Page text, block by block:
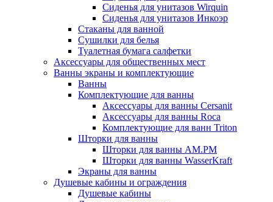
Сиденья для унитазов Wirquin
Сиденья для унитазов Инкоэр
Стаканы для ванной
Сушилки для белья
Туалетная бумага салфетки
Аксессуары для общественных мест
Ванны экраны и комплектующие
Ванны
Комплектующие для ванны
Аксессуары для ванны Cersanit
Аксессуары для ванны Roca
Комплектующие для ванн Triton
Шторки для ванны
Шторки для ванны AM.PM
Шторки для ванны WasserKraft
Экраны для ванны
Душевые кабины и ограждения
Душевые кабины